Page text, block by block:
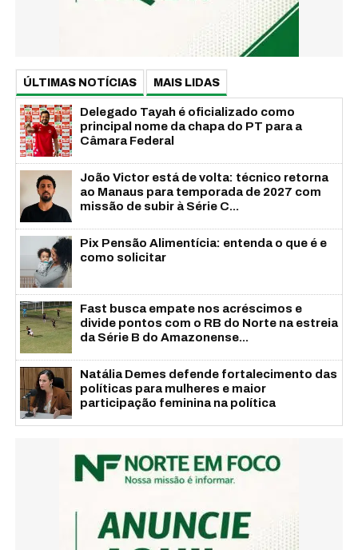
ÚLTIMAS NOTÍCIAS MAIS LIDAS
Delegado Tayah é oficializado como
principal nome da chapa do PT para a
Câmara Federal
João Victor está de volta: técnico retorna
ao Manaus para temporada de 2027 com
missão de subir à Série C...
Pix Pensão Alimentícia: entenda o que é e
como solicitar
Fast busca empate nos acréscimos e
divide pontos com o RB do Norte na estreia
da Série B do Amazonense...
Natália Demes defende fortalecimento das
políticas para mulheres e maior
participação feminina na política